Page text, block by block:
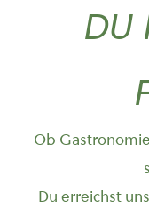
DU
Ob
Du erreichst